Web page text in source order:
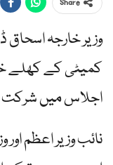
Share
وزیر خارجہ اسحاق
کمیٹی کے کھلے
اجلاس میں شرکت
نائب وزیر اعظم